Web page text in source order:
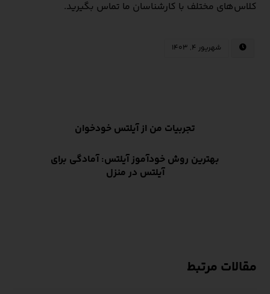
کلاس‌های مختلف با کارشناسان ما تماس بگیرید.
شهریور ۴, ۱۴۰۳
تجربیات من از آیلتس خودخوان
بهترین روش خودآموز آیلتس: آمادگی برای
آیلتس در منزل
مقالات مرتبط